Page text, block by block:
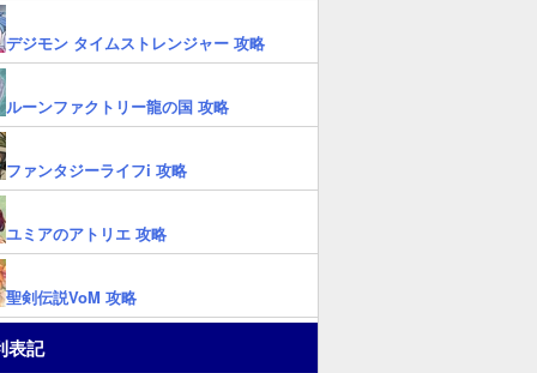
デジモン タイムストレンジャー 攻略
ルーンファクトリー龍の国 攻略
ファンタジーライフi 攻略
ユミアのアトリエ 攻略
聖剣伝説VoM 攻略
表記